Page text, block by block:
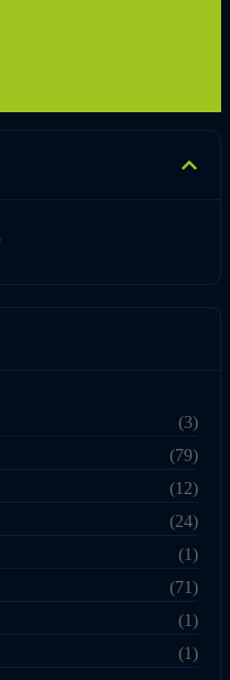
(3)
(79)
(12)
(24)
(1)
(71)
(1)
(1)